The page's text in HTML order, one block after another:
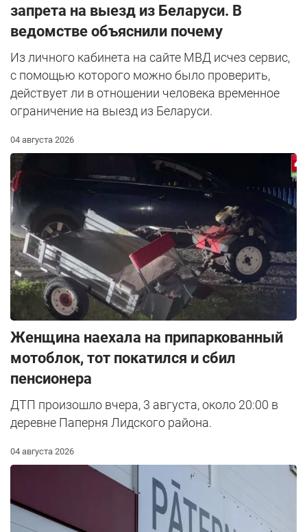
запрета на выезд из Беларуси. В
ведомстве объяснили почему
Из личного кабинета на сайте МВД исчез сервис,
с помощью которого можно было проверить,
действует ли в отношении человека временное
ограничение на выезд из Беларуси.
04 августа 2026
Женщина наехала на припаркованный
мотоблок, тот покатился и сбил
пенсионера
ДТП произошло вчера, 3 августа, около 20:00 в
деревне Паперня Лидского района.
04 августа 2026